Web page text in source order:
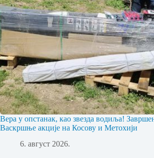
Вера у опстанак, као звезда водиља!
Васкршње акције на Косову и Метохији
6. август 2026.